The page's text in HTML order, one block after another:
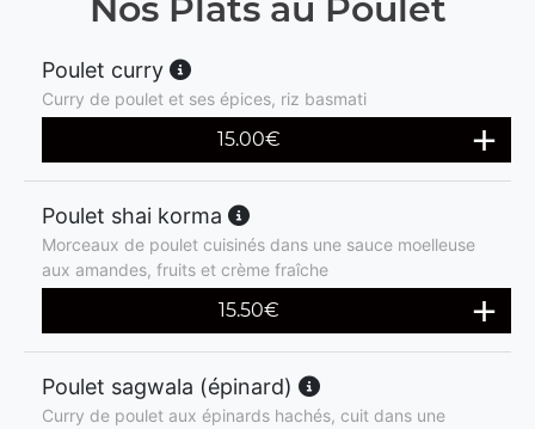
Nos Plats au Poulet
Poulet curry
Curry de poulet et ses épices, riz basmati
15.00€
Poulet shai korma
Morceaux de poulet cuisinés dans une sauce moelleuse
aux amandes, fruits et crème fraîche
15.50€
Poulet sagwala (épinard)
Curry de poulet aux épinards hachés, cuit dans une